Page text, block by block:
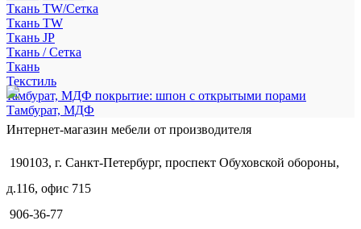
Ткань TW/Сетка
Ткань TW
Ткань JP
Ткань / Сетка
Ткань
Текстиль
тамбурат, МДФ покрытие: шпон с открытыми порами
Тамбурат, МДФ
Интернет-магазин мебели от производителя
190103, г. Санкт-Петербург, проспект Обуховской обороны,
д.116, офис 715
906-36-77